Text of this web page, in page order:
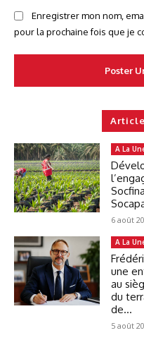
Enregistrer mon nom,
pour la prochaine fois que je
A La
6 août
A La
une
au
du
de...
5 août